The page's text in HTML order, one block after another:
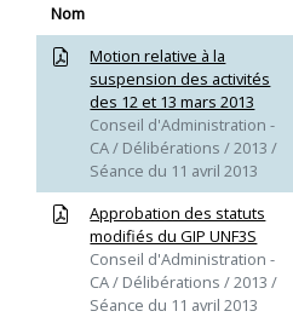
Nom
Motion relative à la
suspension des activités
des 12 et 13 mars 2013
Conseil d'Administration -
CA / Délibérations / 2013 /
Séance du 11 avril 2013
Approbation des statuts
modifiés du GIP UNF3S
Conseil d'Administration -
CA / Délibérations / 2013 /
Séance du 11 avril 2013